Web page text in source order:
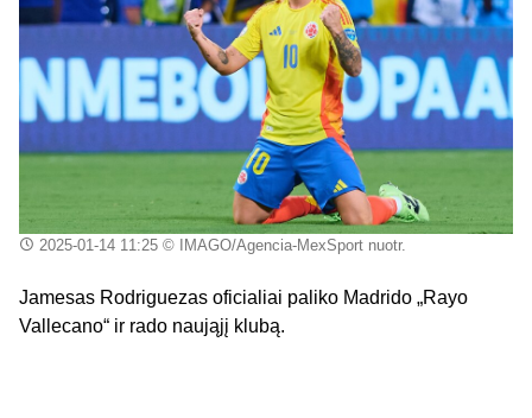
2025-01-14 11:25© IMAGO/Agencia-MexSport nuotr.
Jamesas Rodriguezas oficialiai paliko Madrido „Rayo
Vallecano“ ir rado naująjį klubą.